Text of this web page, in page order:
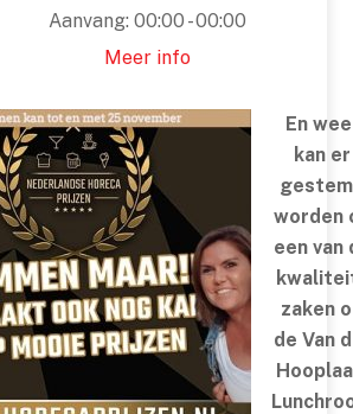
Aanvang: 00:00 - 00:00
Meer info
En
kan er
worden
een van
zaken
de Van